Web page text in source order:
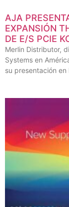
AJA
EXPANSIÓN
DE E/S PCIE
Merlin Distributor,
Systems en
su presentación